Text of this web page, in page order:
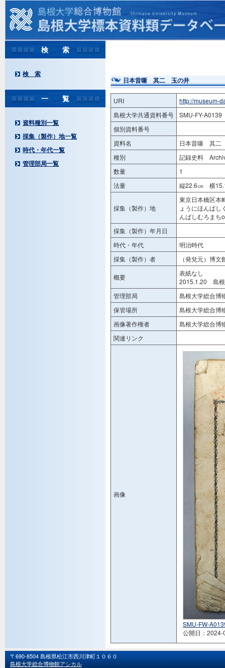
検 索
検 索
一 覧
資料種別一覧
採集（製作）地一覧
時代・年代一覧
管理部局一覧
日本昔噺 其二 玉の井
URI
http://museum-
島根大学共通資料番号
SMU-FY-A0139
個別資料番号
資料名
日本昔噺 其二
種別
記録史料
数量
1
法量
縦22.6㎝ 横
採集（製作）地
東京日本橋区本
ょうにほんば
んばしむろまち
採集（製作）年月日
時代・年代
明治時代
採集（製作）者
（発兌元）博文
概要
表紙なし
2015.1.20 島根
管理部局
島根大学総合博
保管場所
島根大学総合博
画像著作権者
島根大学総合博
関連リンク
画像
SMU-FW-
公開日：2024-
〒690-8504 島根県松江市西川津町１０６０
島根大学総合博物館アシカル